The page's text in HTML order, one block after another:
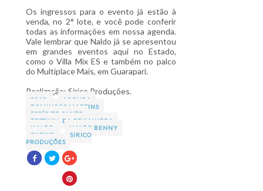
Os ingressos para o evento já estão à
venda, no 2° lote, e você pode conferir
todas as informações em nossa agenda.
Vale lembrar que Naldo já se apresentou
em grandes eventos aqui no Estado,
como o Villa Mix ES e também no palco
do Multiplace Mais, em Guarapari.
Realização: Sirico Produções.
2013
AGENDA
DOMINGOS MARTINS
ESPÍRITO SANTO
FESTIVAL DA PRIMAVERA
NALDO
NALDO BENNY
SHOWS
SIRICO
PRODUÇÕES